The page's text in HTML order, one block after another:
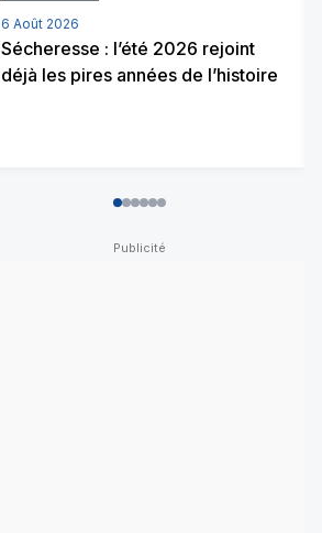
6 Août 2026
Sécheresse : l’été 2026 rejoint
déjà les pires années de l’histoire
012345